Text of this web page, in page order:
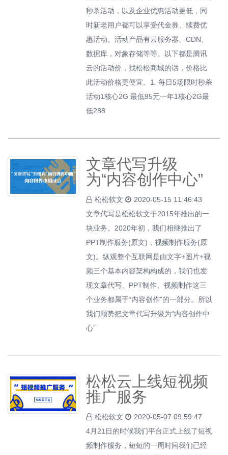
秒杀活动，以及企业优惠活动更低，同
时新老用户都可以享受代金券、续费优
惠活动。活动产品有云服务器、CDN、
数据库，对象存储等等。以下都是腾讯
云的活动价，找松松商城的话，价格比
此活动价格更便宜。1. 每日5场限时秒杀
活动1核心2G 最低95元一年1核心2G最
低288
文章代写升级
为“内容创作中心”
松松软文
2020-05-15 11:46:43
文章代写是松松软文于2015年推出的一
块业务。2020年初，我们相继推出了
PPT制作服务(原文)，视频制作服务(原
文)。纵观整个互联网是由文字+图片+视
频三个基本内容架构构成的，我们也发
现文章代写、PPT制作、视频制作这三
个业务都属于“内容创作”的一部分。所以
我们顺势把文章代写升级为“内容创作中
心”
​松松云上线短视频
推广服务
松松软文
2020-05-07 09:59:47
4月21日的时候我们平台正式上线了短视
频制作服务，短短的一周时间我们已经